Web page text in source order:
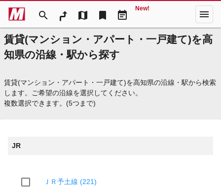
search map bookmark event_note
New! menu
賃貸(マンション・アパート・一戸建て)を高
知県の沿線・駅から探す
賃貸(マンション・アパート・一戸建て)を高知県の沿線・駅から検索
します。ご希望の沿線を選択してください。
複数選択できます。(5つまで)
JR
ＪＲ予土線 (221)